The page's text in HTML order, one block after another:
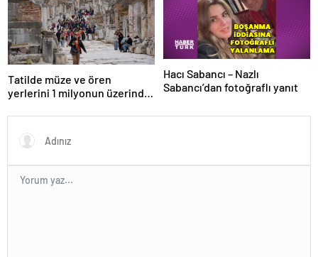
Tatilde müze ve ören
yerlerini 1 milyonun üzerinde
Hacı Sabancı – Nazlı
Sabancı’dan fotoğraflı yanıt